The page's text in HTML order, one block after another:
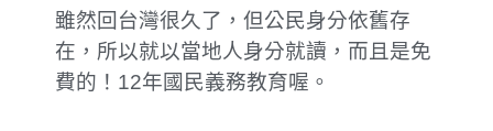
雖然回台灣很久了，但公民身分依舊存
在，所以就以當地人身分就讀，而且是免
費的！12年國民義務教育喔。